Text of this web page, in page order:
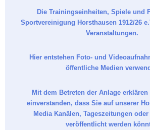
Die Trainingseinheiten, Spiele und
Sportvereinigung Horsthausen 1912/26
Veranstaltungen.
Hier entstehen Foto- und
öffentliche Medien
Mit dem Betreten der Anlage
einverstanden, dass Sie auf unserer
Media Kanälen, Tageszeitungen
veröffentlicht werden